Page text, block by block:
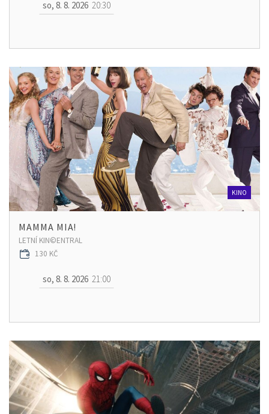
so, 8. 8. 2026 20:30
KINO
MAMMA MIA!
LETNÍ KIN©ENTRAL
130 KČ
so, 8. 8. 2026 21:00